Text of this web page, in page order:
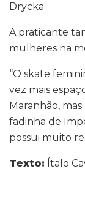
Drycka.
A praticante
mulheres na
“O skate
vez mais
Maranhão,
fadinha de
possui muito
Texto: Ítalo